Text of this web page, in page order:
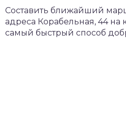
Составить ближайший
адреса Корабельная, 44 на
самый быстрый способ